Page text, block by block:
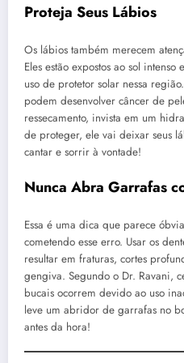
Proteja Seus Lábios
Os lábios também merecem
Eles estão expostos ao sol
uso de protetor solar nessa
podem desenvolver câncer de
ressecamento, invista em um
de proteger, ele vai deixar seus
cantar e sorrir à vontade!
Nunca Abra Garrafas
Essa é uma dica que parece
cometendo esse erro. Usar os
resultar em fraturas, cortes
gengiva. Segundo o Dr. Ravani,
bucais ocorrem devido ao uso
leve um abridor de garrafas no
antes da hora!